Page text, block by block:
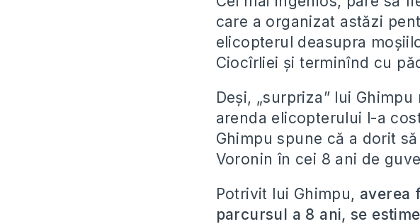
care a organizat astăzi
elicopterul deasupra
Ciocîrliei şi terminînd cu
Deşi, „surpriza” lui
arenda elicopterului l-a
Ghimpu spune că a dorit
Voronin în cei 8 ani de
Potrivit lui Ghimpu, averea
parcursul a 8 ani, se